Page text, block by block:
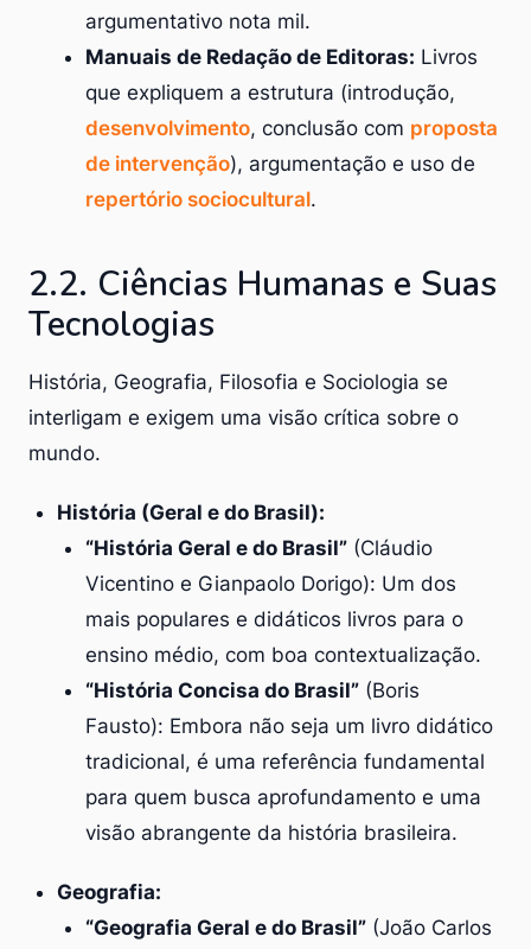
argumentativo nota mil.
Manuais de Redação de Editoras: Livros
que expliquem a estrutura (introdução,
desenvolvimento, conclusão com proposta
de intervenção), argumentação e uso de
repertório sociocultural.
2.2. Ciências Humanas e Suas
Tecnologias
História, Geografia, Filosofia e Sociologia se
interligam e exigem uma visão crítica sobre o
mundo.
História (Geral e do Brasil):
“História Geral e do Brasil” (Cláudio
Vicentino e Gianpaolo Dorigo): Um dos
mais populares e didáticos livros para o
ensino médio, com boa contextualização.
“História Concisa do Brasil” (Boris
Fausto): Embora não seja um livro didático
tradicional, é uma referência fundamental
para quem busca aprofundamento e uma
visão abrangente da história brasileira.
Geografia:
“Geografia Geral e do Brasil” (João Carlos